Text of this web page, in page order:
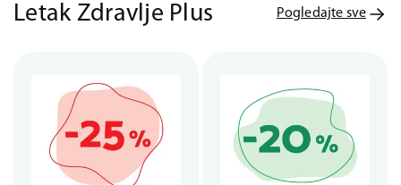
Letak Zdravlje Plus Pogledajte sve